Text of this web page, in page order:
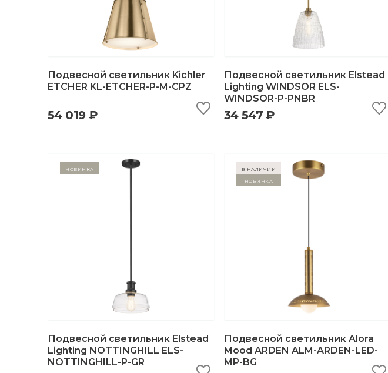
Подвесной светильник Kichler
ETCHER KL-ETCHER-P-M-CPZ
54 019 ₽
быстрый просмотр добавить в корзину
Подвесной светильник Elstead
Lighting WINDSOR ELS-
WINDSOR-P-PNBR
34 547 ₽
Новинка
быстрый просмотр добавить в корзину
Подвесной светильник Elstead
Lighting NOTTINGHILL ELS-
NOTTINGHILL-P-GR
в наличии
Новинка
Подвесной светильник Alora
Mood ARDEN ALM-ARDEN-LED-
MP-BG